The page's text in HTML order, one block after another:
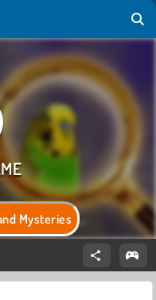
Mysteries